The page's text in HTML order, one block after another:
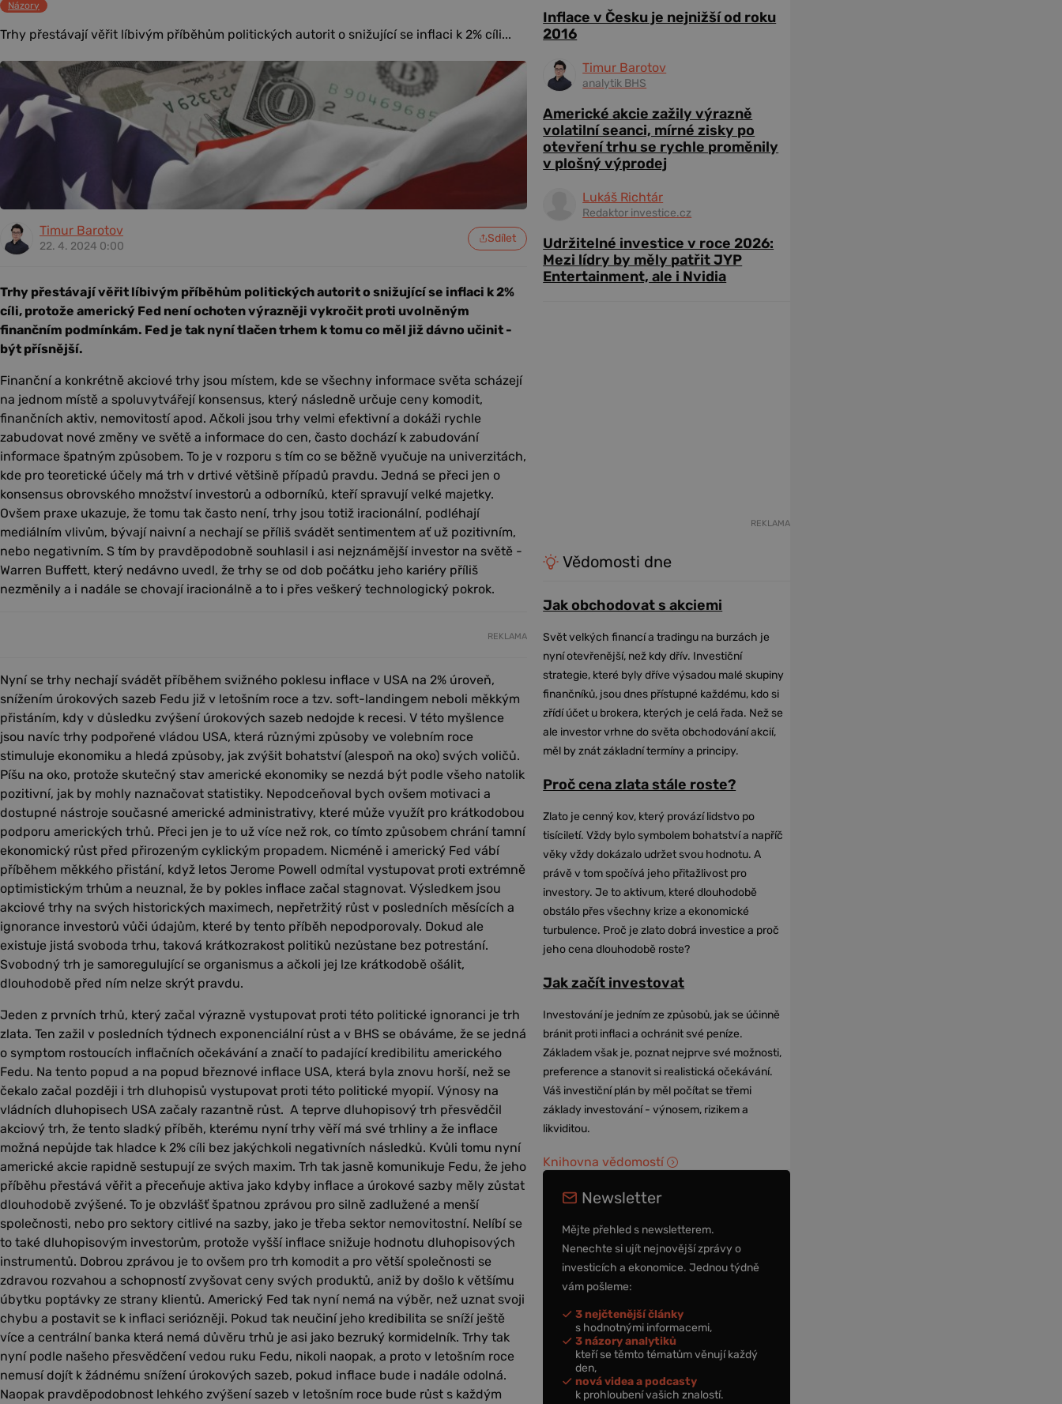
Názory
Trhy přestávají věřit líbivým příběhům politických autorit o snižující se inflaci k 2% cíli...
Timur Barotov
22. 4. 2024 0:00
Sdílet
Trhy přestávají věřit líbivým příběhům politických autorit o snižující se inflaci k 2%
cíli, protože americký Fed není ochoten výrazněji vykročit proti uvolněným
finančním podmínkám. Fed je tak nyní tlačen trhem k tomu co měl již dávno učinit -
být přísnější.
Finanční a konkrétně akciové trhy jsou místem, kde se všechny informace světa scházejí
na jednom místě a spoluvytvářejí konsensus, který následně určuje ceny komodit,
finančních aktiv, nemovitostí apod. Ačkoli jsou trhy velmi efektivní a dokáži rychle
zabudovat nové změny ve světě a informace do cen, často dochází k zabudování
informace špatným způsobem. To je v rozporu s tím co se běžně vyučuje na univerzitách,
kde pro teoretické účely má trh v drtivé většině případů pravdu. Jedná se přeci jen o
konsensus obrovského množství investorů a odborníků, kteří spravují velké majetky.
Ovšem praxe ukazuje, že tomu tak často není, trhy jsou totiž iracionální, podléhají
mediálním vlivům, bývají naivní a nechají se příliš svádět sentimentem ať už pozitivním,
nebo negativním. S tím by pravděpodobně souhlasil i asi nejznámější investor na světě -
Warren Buffett, který nedávno uvedl, že trhy se od dob počátku jeho kariéry příliš
nezměnily a i nadále se chovají iracionálně a to i přes veškerý technologický pokrok.
REKLAMA
Nyní se trhy nechají svádět příběhem svižného poklesu inflace v USA na 2% úroveň,
snížením úrokových sazeb Fedu již v letošním roce a tzv. soft-landingem neboli měkkým
přistáním, kdy v důsledku zvýšení úrokových sazeb nedojde k recesi. V této myšlence
jsou navíc trhy podpořené vládou USA, která různými způsoby ve volebním roce
stimuluje ekonomiku a hledá způsoby, jak zvýšit bohatství (alespoň na oko) svých voličů.
Píšu na oko, protože skutečný stav americké ekonomiky se nezdá být podle všeho natolik
pozitivní, jak by mohly naznačovat statistiky. Nepodceňoval bych ovšem motivaci a
dostupné nástroje současné americké administrativy, které může využít pro krátkodobou
podporu amerických trhů. Přeci jen je to už více než rok, co tímto způsobem chrání tamní
ekonomický růst před přirozeným cyklickým propadem. Nicméně i americký Fed vábí
příběhem měkkého přistání, když letos Jerome Powell odmítal vystupovat proti extrémně
optimistickým trhům a neuznal, že by pokles inflace začal stagnovat. Výsledkem jsou
akciové trhy na svých historických maximech, nepřetržitý růst v posledních měsících a
ignorance investorů vůči údajům, které by tento příběh nepodporovaly. Dokud ale
existuje jistá svoboda trhu, taková krátkozrakost politiků nezůstane bez potrestání.
Svobodný trh je samoregulující se organismus a ačkoli jej lze krátkodobě ošálit,
dlouhodobě před ním nelze skrýt pravdu.
Jeden z prvních trhů, který začal výrazně vystupovat proti této politické ignoranci je trh
zlata. Ten zažil v posledních týdnech exponenciální růst a v BHS se obáváme, že se jedná
o symptom rostoucích inflačních očekávání a značí to padající kredibilitu amerického
Fedu. Na tento popud a na popud březnové inflace USA, která byla znovu horší, než se
čekalo začal později i trh dluhopisů vystupovat proti této politické myopií. Výnosy na
vládních dluhopisech USA začaly razantně růst. A teprve dluhopisový trh přesvědčil
akciový trh, že tento sladký příběh, kterému nyní trhy věří má své trhliny a že inflace
možná nepůjde tak hladce k 2% cíli bez jakýchkoli negativních následků. Kvůli tomu nyní
americké akcie rapidně sestupují ze svých maxim. Trh tak jasně komunikuje Fedu, že jeho
příběhu přestává věřit a přeceňuje aktiva jako kdyby inflace a úrokové sazby měly zůstat
dlouhodobě zvýšené. To je obzvlášť špatnou zprávou pro silně zadlužené a menší
společnosti, nebo pro sektory citlivé na sazby, jako je třeba sektor nemovitostní. Nelíbí se
to také dluhopisovým investorům, protože vyšší inflace snižuje hodnotu dluhopisových
instrumentů. Dobrou zprávou je to ovšem pro trh komodit a pro větší společnosti se
zdravou rozvahou a schopností zvyšovat ceny svých produktů, aniž by došlo k většímu
úbytku poptávky ze strany klientů. Americký Fed tak nyní nemá na výběr, než uznat svoji
chybu a postavit se k inflaci seriózněji. Pokud tak neučiní jeho kredibilita se sníží ještě
více a centrální banka která nemá důvěru trhů je asi jako bezruký kormidelník. Trhy tak
nyní podle našeho přesvědčení vedou ruku Fedu, nikoli naopak, a proto v letošním roce
nemusí dojít k žádnému snížení úrokových sazeb, pokud inflace bude i nadále odolná.
Naopak pravděpodobnost lehkého zvýšení sazeb v letošním roce bude růst s každým
Inflace v Česku je nejnižší od roku
2016
Timur Barotov
analytik BHS
Americké akcie zažily výrazně
volatilní seanci, mírné zisky po
otevření trhu se rychle proměnily
v plošný výprodej
Lukáš Richtár
Redaktor investice.cz
Udržitelné investice v roce 2026:
Mezi lídry by měly patřit JYP
Entertainment, ale i Nvidia
REKLAMA
Vědomosti dne
Jak obchodovat s akciemi
Svět velkých financí a tradingu na burzách je
nyní otevřenější, než kdy dřív. Investiční
strategie, které byly dříve výsadou malé skupiny
finančníků, jsou dnes přístupné každému, kdo si
zřídí účet u brokera, kterých je celá řada. Než se
ale investor vrhne do světa obchodování akcií,
měl by znát základní termíny a principy.
Proč cena zlata stále roste?
Zlato je cenný kov, který provází lidstvo po
tisíciletí. Vždy bylo symbolem bohatství a napříč
věky vždy dokázalo udržet svou hodnotu. A
právě v tom spočívá jeho přitažlivost pro
investory. Je to aktivum, které dlouhodobě
obstálo přes všechny krize a ekonomické
turbulence. Proč je zlato dobrá investice a proč
jeho cena dlouhodobě roste?
Jak začít investovat
Investování je jedním ze způsobů, jak se účinně
bránit proti inflaci a ochránit své peníze.
Základem však je, poznat nejprve své možnosti,
preference a stanovit si realistická očekávání.
Váš investiční plán by měl počítat se třemi
základy investování - výnosem, rizikem a
likviditou.
Knihovna vědomostí
Newsletter
Mějte přehled s newsletterem.
Nenechte si ujít nejnovější zprávy o
investicích a ekonomice. Jednou týdně
vám pošleme:
3 nejčtenější články
s hodnotnými informacemi,
3 názory analytiků
kteří se těmto tématům věnují každý
den,
nová videa a podcasty
k prohloubení vašich znalostí.